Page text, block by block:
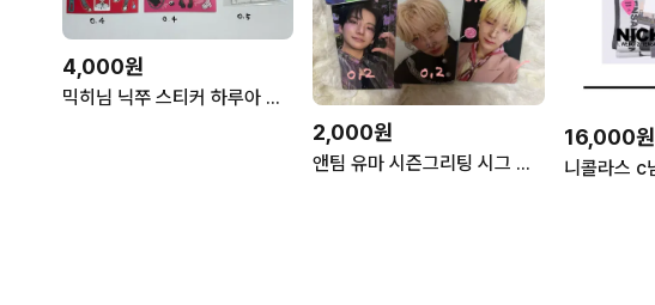
4,000원
믹히님 닉쭈 스티커 하루아 증명사진
2,000원
앤팀 유마 시즌그리팅 시그 포토카드 포카 백투라 폴라로이드 짭폴 위온파
16,000원
니콜라스 c